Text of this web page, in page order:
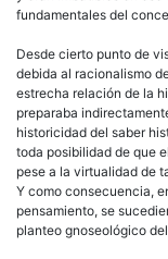
fundamentales del
Desde cierto punto de
debida al racionalismo
estrecha relación de la
preparaba
historicidad del saber
toda posibilidad de que
pese a la virtualidad de
Y como consecuencia,
pensamiento, se
planteo gnoseológico